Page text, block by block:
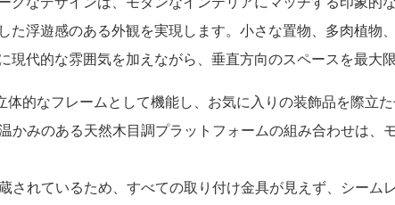
浮遊感のある外観を実現します。小さな置物、多肉植物
代的な雰囲気を加えながら、垂直方向のスペースを最大
的なフレームとして機能し、お気に入りの装飾品を際立た
かみのある天然木目調プラットフォームの組み合わせは、
されているため、すべての取り付け金具が見えず、シーム